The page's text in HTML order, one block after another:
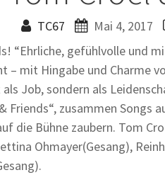
TC67 Mai 4, 2017
“Ehrliche, gefühlvolle und
– mit Hingabe und Charme
Job, sondern als
Friends“, zusammen Songs
die Bühne zaubern. Tom
Ohmayer(Gesang),